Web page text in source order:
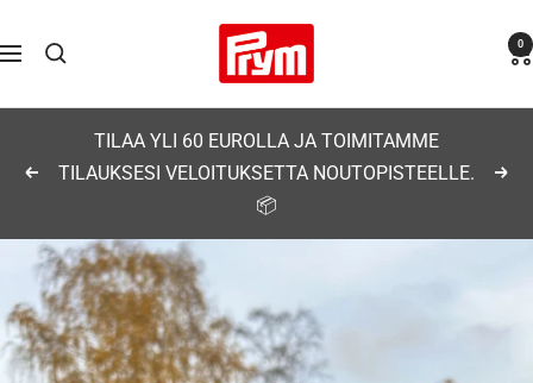
sisältöön
Navigaatio
Prym 0
Edellinen
TILAA YLI 60 EUROLLA JA TOIMITAMME
TILAUKSESI VELOITUKSETTA NOUTOPISTEELLE.
📦